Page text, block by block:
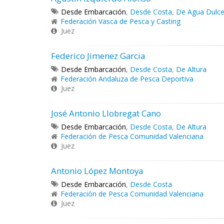
Desde Embarcación, Desde Costa, De Agua Dulce
Federación Vasca de Pesca y Casting
Juez
Federico Jimenez Garcia
Desde Embarcación, Desde Costa, De Altura
Federación Andaluza de Pesca Deportiva
Juez
José Antonio Llobregat Cano
Desde Embarcación, Desde Costa, De Altura
Federación de Pesca Comunidad Valenciana
Juez
Antonio López Montoya
Desde Embarcación, Desde Costa
Federación de Pesca Comunidad Valenciana
Juez